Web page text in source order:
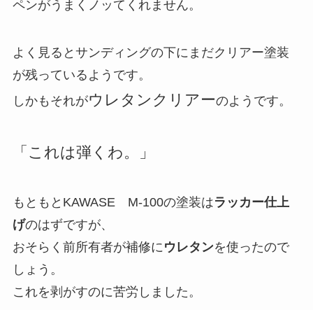
ペンがうまくノッてくれません。
よく見るとサンディングの下にまだクリアー塗装
が残っているようです。
しかもそれがウレタンクリアーのようです。
「これは弾くわ。」
もともとKAWASE M-100の塗装はラッカー仕上
げのはずですが、
おそらく前所有者が補修に ウレタンを使ったので
しょう。
これを剥がすのに苦労しました。